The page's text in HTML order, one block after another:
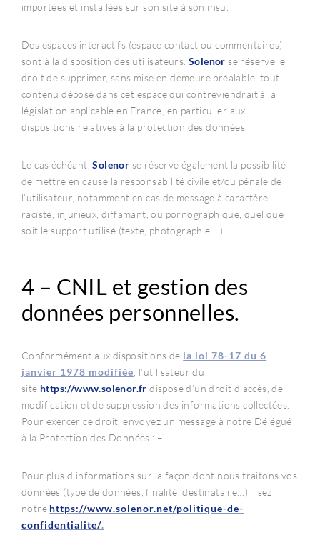
importées et installées sur son site à son insu.
Des espaces interactifs (espace contact ou commentaires)
sont à la disposition des utilisateurs. Solenor se réserve le
droit de supprimer, sans mise en demeure préalable, tout
contenu déposé dans cet espace qui contreviendrait à la
législation applicable en France, en particulier aux
dispositions relatives à la protection des données.
Le cas échéant,Solenor se réserve également la possibilité
de mettre en cause la responsabilité civile et/ou pénale de
l’utilisateur, notamment en cas de message à caractère
raciste, injurieux, diffamant, ou pornographique, quel que
soit le support utilisé (texte, photographie …).
4 – CNIL et gestion des
données personnelles.
Conformément aux dispositions de la loi 78-17 du 6
janvier 1978 modifiée , l’utilisateur du
site https://www.solenor.fr dispose d’un droit d’accès, de
modification et de suppression des informations collectées.
Pour exercer ce droit, envoyez un message à notre Délégué
à la Protection des Données : – .
Pour plus d’informations sur la façon dont nous traitons vos
données (type de données, finalité, destinataire…), lisez
notre https://www.solenor.net/politique-de-
confidentialite/.